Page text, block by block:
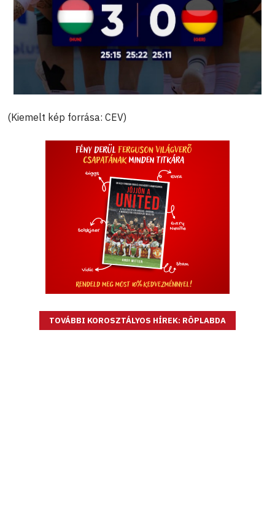
(Kiemelt kép forrása: CEV)
TOVÁBBI KOROSZTÁLYOS HÍREK: RÖPLABDA